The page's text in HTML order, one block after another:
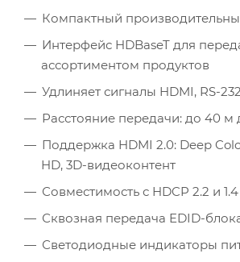
Компактный
Интерфейс HDBaseT для
ассортиментом продуктов
Удлиняет сигналы HDMI, RS-
Расстояние передачи: до 40 м
Поддержка HDMI 2.0: Deep
HD, 3D-видеоконтент
Совместимость с HDCP 2.2 и 1.4
Сквозная передача EDID-
Светодиодные индикаторы